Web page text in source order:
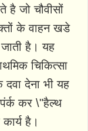
जो चौवीसों
के वाहन खडे
है। यह
चिकित्सा
देना भी यह
कर \"हैल्थ
है।